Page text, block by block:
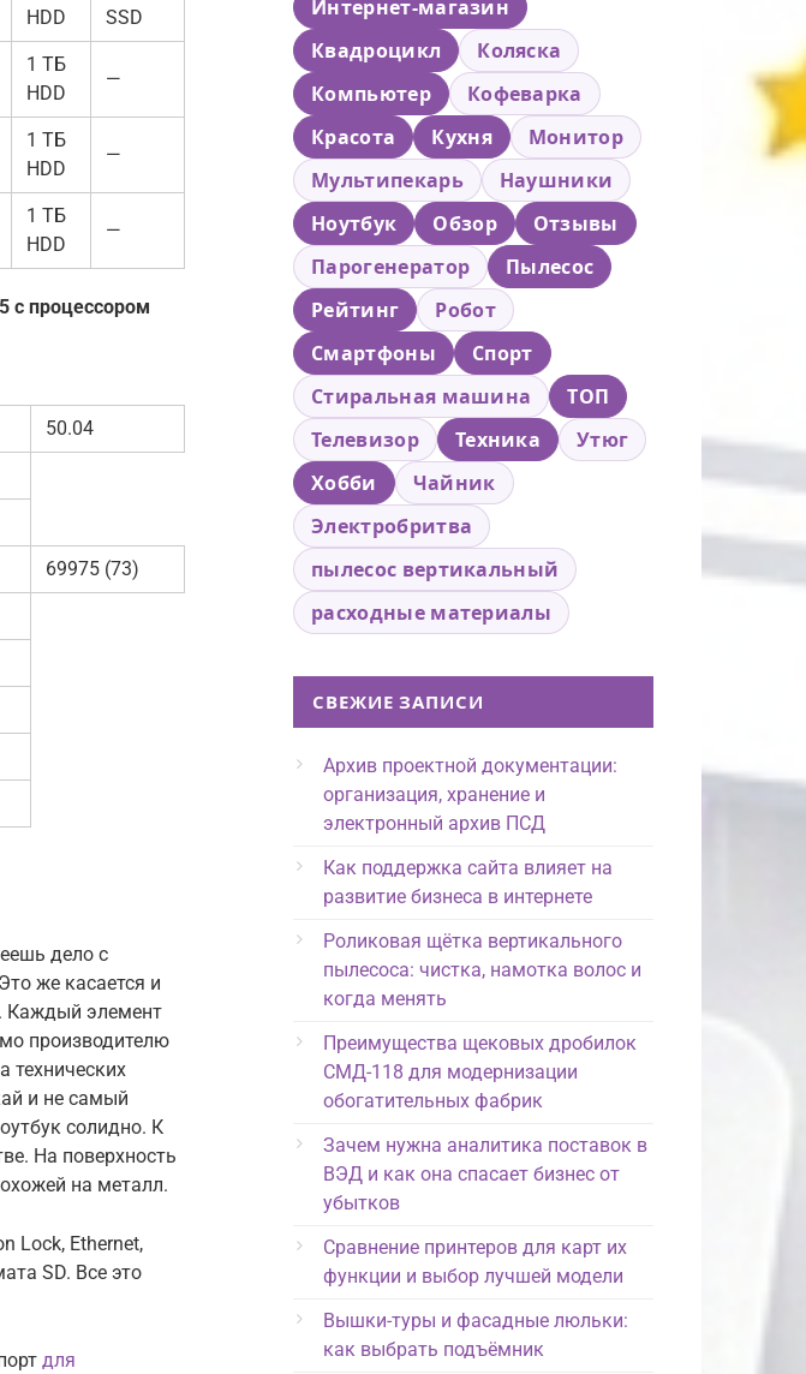
HDD
SSD
1 ТБ
HDD
—
1 ТБ
HDD
—
1 ТБ
HDD
—
с процессором
50.04
69975 (73)
дело с
же касается и
Каждый элемент
производителю
технических
и не самый
солидно. К
На поверхность
на металл.
Lock, Ethernet,
SD. Все это
для
Интернет-магазин
Квадроцикл
Коляска
Компьютер
Кофеварка
Красота
Кухня
Монитор
Мультипекарь
Наушники
Ноутбук
Обзор
Отзывы
Парогенератор
Пылесос
Рейтинг
Робот
Смартфоны
Спорт
Стиральная машина
ТОП
Телевизор
Техника
Утюг
Хобби
Чайник
Электробритва
пылесос вертикальный
расходные материалы
СВЕЖИЕ ЗАПИСИ
Архив проектной документации:
организация, хранение и
электронный архив ПСД
Как поддержка сайта влияет на
развитие бизнеса в интернете
Роликовая щётка вертикального
пылесоса: чистка, намотка волос и
когда менять
Преимущества щековых дробилок
СМД-118 для модернизации
обогатительных фабрик
Зачем нужна аналитика поставок в
ВЭД и как она спасает бизнес от
убытков
Сравнение принтеров для карт их
функции и выбор лучшей модели
Вышки-туры и фасадные люльки:
как выбрать подъёмник